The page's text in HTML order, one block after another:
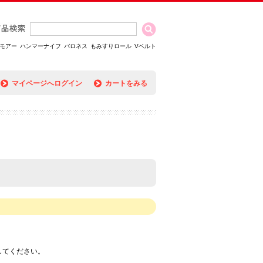
アー ハンマーナイフ バロネス もみすりロール Vベルト
マイページへログイン カートをみる
ください。